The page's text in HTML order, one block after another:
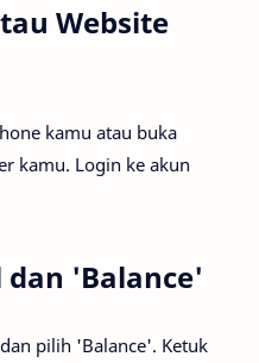
Website
kamu atau buka
kamu. Login ke akun
dan 'Balance'
pilih 'Balance'. Ketuk